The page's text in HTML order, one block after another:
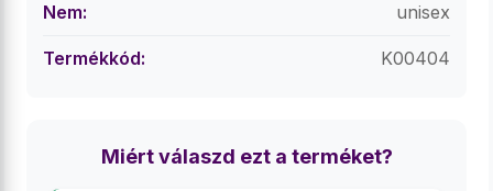
Nem: unisex
Termékkód: K00404
Miért válaszd ezt a terméket?